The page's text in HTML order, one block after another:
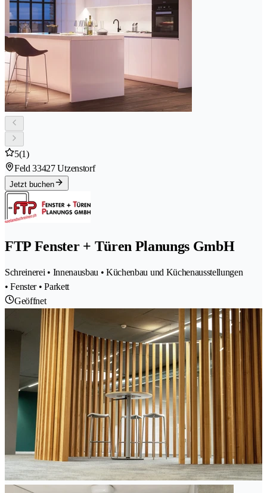
5(1)
Feld 33427 Utzenstorf
Jetzt buchen
FTP Fenster + Türen Planungs GmbH
Schreinerei • Innenausbau • Küchenbau und Küchenausstellungen
• Fenster • Parkett
Geöffnet